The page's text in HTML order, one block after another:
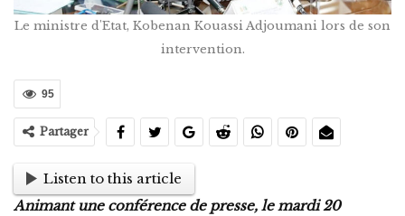
Le ministre d'Etat, Kobenan Kouassi Adjoumani lors de son
intervention.
95
Partager
Listen to this article
Animant une conférence de presse, le mardi 20